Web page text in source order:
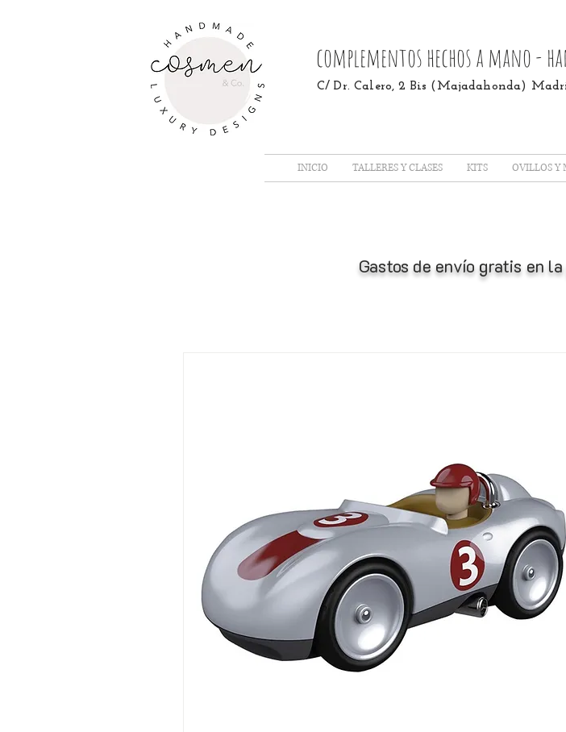
complementos hechos a mano -
C/ Dr. Calero, 2 Bis (Majadahonda)
INICIO TALLERES Y CLASES KITS OVILLOS Y
Gastos de envío gratis en